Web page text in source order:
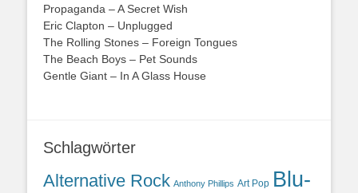
Propaganda – A Secret Wish
Eric Clapton – Unplugged
The Rolling Stones – Foreign Tongues
The Beach Boys – Pet Sounds
Gentle Giant – In A Glass House
Schlagwörter
Alternative Rock Anthony Phillips Art Pop Blu-